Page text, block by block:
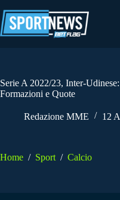
al
contenuto
Serie A 2022/23, Inter-
Formazioni e Quote
Redazione MME 12
Home / Sport / Calcio